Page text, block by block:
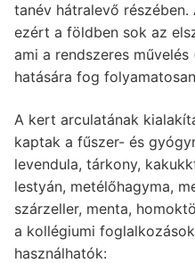
tanév hátralevő
ezért a földben sok az
ami a rendszeres
hatására fog
A kert arculatának
kaptak a fűszer- és
levendula, tárkony,
lestyán, metélőhagyma,
szárzeller, menta,
a kollégiumi
használhatók: